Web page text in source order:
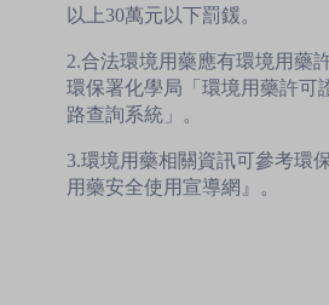
以上30萬元以下罰鍰。
2.合法環境用藥應有環境用藥
環保署化學局「環境用藥許可
路查詢系統」。
3.環境用藥相關資訊可參考環
用藥安全使用宣導網』。